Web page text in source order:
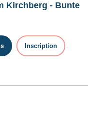
Kirchberg - Bunte
Inscription